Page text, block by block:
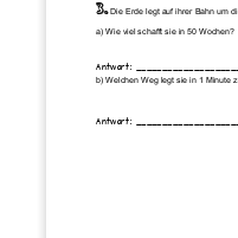
3. Die Erde legt auf ihrer Bahn um
a) Wie viel schafft sie in 50 Wochen?
Antwort:
b) Welchen Weg legt sie in 1 Minute
Antwort: